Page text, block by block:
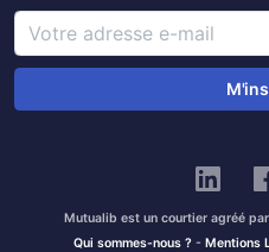
Mutualib est un courtier agréé
Qui sommes-nous ? - Mentions